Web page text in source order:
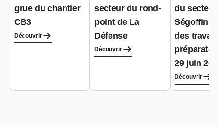
grue du chantier
CB3
Découvrir
secteur du rond-
point de La
Défense
Découvrir
du secteur
Ségoffin :
des
29 juin
Découvrir